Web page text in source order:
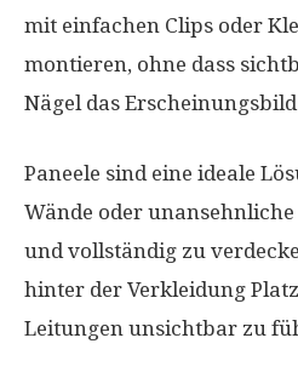
mit einfachen Clips oder
montieren, ohne dass
Nägel das
Paneele sind eine ideale
Wände oder
und vollständig zu
hinter der Verkleidung
Leitungen unsichtbar zu